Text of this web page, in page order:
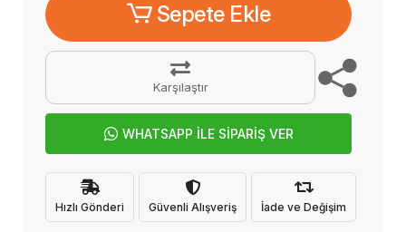
Sepete Ekle
Karşılaştır
WHATSAPP İLE SİPARİŞ VER
Hızlı Gönderi Güvenli Alışveriş İade ve Değişim